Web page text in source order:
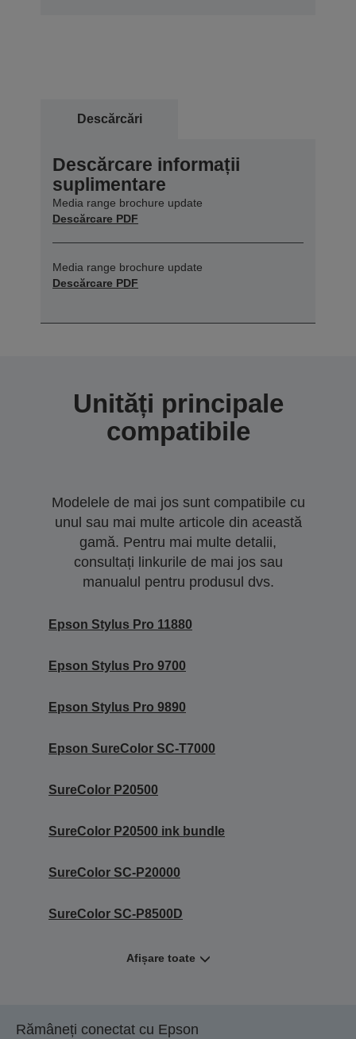
Descărcări
Descărcare informații
suplimentare
Media range brochure update
Descărcare PDF
Media range brochure update
Descărcare PDF
Unități principale
compatibile
Modelele de mai jos sunt compatibile cu
unul sau mai multe articole din această
gamă. Pentru mai multe detalii,
consultați linkurile de mai jos sau
manualul pentru produsul dvs.
Epson Stylus Pro 11880
Epson Stylus Pro 9700
Epson Stylus Pro 9890
Epson SureColor SC-T7000
SureColor P20500
SureColor P20500 ink bundle
SureColor SC-P20000
SureColor SC‑P8500D
Afișare toate
Rămâneți conectat cu Epson